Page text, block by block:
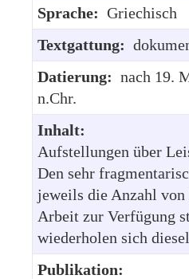
Sprache: Griechisch
Textgattung:
Datierung: nach 19.
n.Chr.
Inhalt:
Aufstellungen über
Den sehr
jeweils die Anzahl
Arbeit zur Verfügung
wiederholen sich
Publikation: